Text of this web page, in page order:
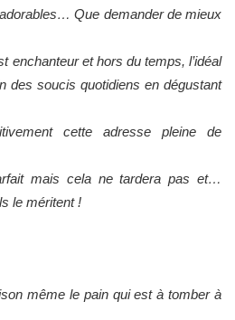
Que demander de mieux
enchanteur et hors du temps, l’idéal
des soucis quotidiens en dégustant
cette adresse pleine de
mais cela ne tardera pas et…
le méritent !
même le pain qui est à tomber à